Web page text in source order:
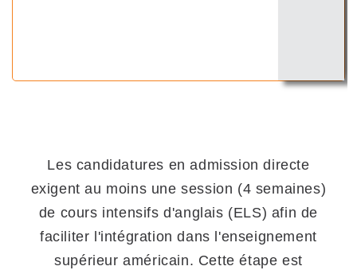
Les candidatures en admission directe
exigent au moins une session (4 semaines)
de cours intensifs d'anglais (ELS) afin de
faciliter l'intégration dans l'enseignement
supérieur américain. Cette étape est